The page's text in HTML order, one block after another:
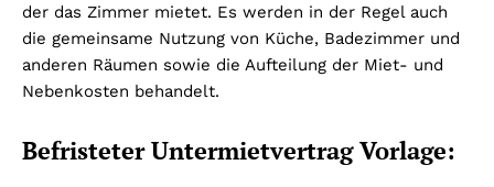
der das Zimmer mietet. Es werden in der Regel auch
die gemeinsame Nutzung von Küche, Badezimmer und
anderen Räumen sowie die Aufteilung der Miet- und
Nebenkosten behandelt.
Befristeter Untermietvertrag Vorlage: